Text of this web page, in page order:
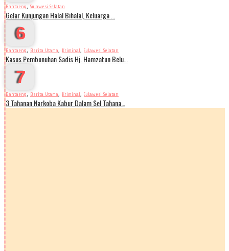
Bantaeng, Sulawesi Selatan
Gelar Kunjungan Halal Bihalal, Keluarga …
6
Bantaeng, Berita Utama, Kriminal, Sulawesi Selatan
Kasus Pembunuhan Sadis Hj. Hamzatun Belu…
7
Bantaeng, Berita Utama, Kriminal, Sulawesi Selatan
3 Tahanan Narkoba Kabur Dalam Sel Tahana…